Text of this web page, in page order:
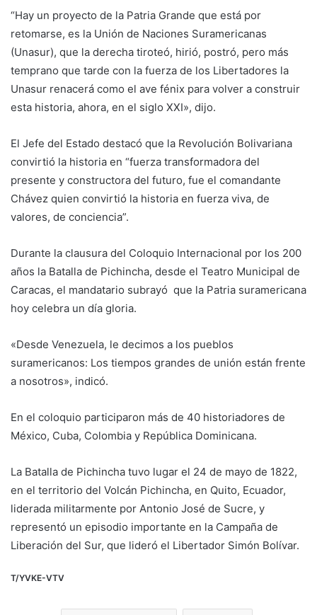
“Hay un proyecto de la Patria Grande que está por
retomarse, es la Unión de Naciones Suramericanas
(Unasur), que la derecha tiroteó, hirió, postró, pero más
temprano que tarde con la fuerza de los Libertadores la
Unasur renacerá como el ave fénix para volver a construir
esta historia, ahora, en el siglo XXI», dijo.
El Jefe del Estado destacó que la Revolución Bolivariana
convirtió la historia en “fuerza transformadora del
presente y constructora del futuro, fue el comandante
Chávez quien convirtió la historia en fuerza viva, de
valores, de conciencia”.
Durante la clausura del Coloquio Internacional por los 200
años la Batalla de Pichincha, desde el Teatro Municipal de
Caracas, el mandatario subrayó que la Patria suramericana
hoy celebra un día gloria.
«Desde Venezuela, le decimos a los pueblos
suramericanos: Los tiempos grandes de unión están frente
a nosotros», indicó.
En el coloquio participaron más de 40 historiadores de
México, Cuba, Colombia y República Dominicana.
La Batalla de Pichincha tuvo lugar el 24 de mayo de 1822,
en el territorio del Volcán Pichincha, en Quito, Ecuador,
liderada militarmente por Antonio José de Sucre, y
representó un episodio importante en la Campaña de
Liberación del Sur, que lideró el Libertador Simón Bolívar.
T/YVKE-VTV